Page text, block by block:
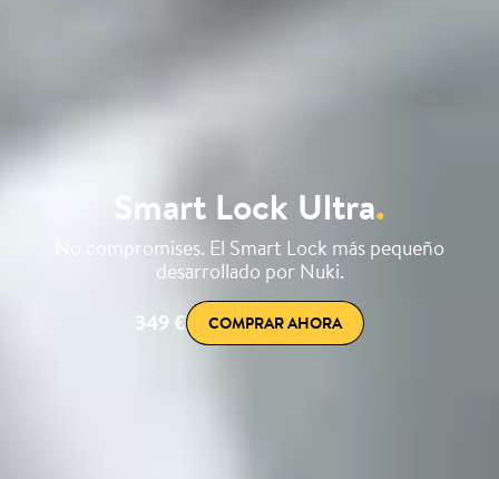
Smart Lock Ultra.
No compromises. El Smart Lock más pequeño
desarrollado por Nuki.
349 €
COMPRAR AHORA